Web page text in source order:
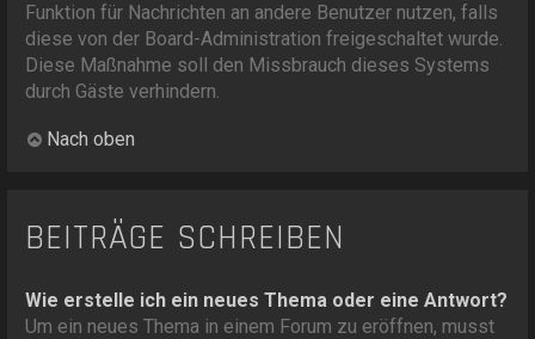
Funktion für Nachrichten an andere Benutzer nutzen, falls
diese von der Board-Administration freigeschaltet wurde.
Diese Maßnahme soll den Missbrauch dieses Systems
durch Gäste verhindern.
Nach oben
BEITRÄGE SCHREIBEN
Wie erstelle ich ein neues Thema oder eine Antwort?
Um ein neues Thema in einem Forum zu eröffnen, musst